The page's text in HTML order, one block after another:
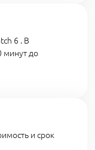
6 . В
минут до
и срок